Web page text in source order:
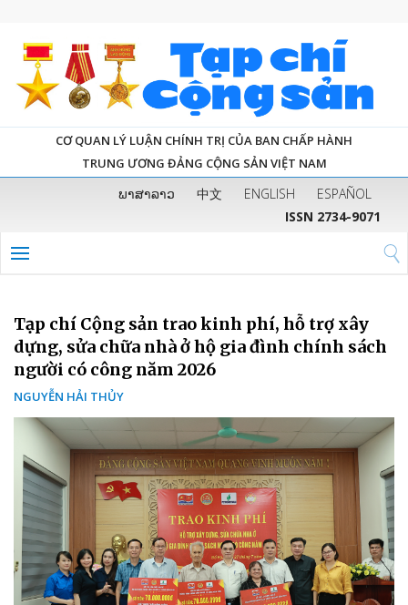
CƠ QUAN LÝ LUẬN CHÍNH TRỊ CỦA BAN CHẤP HÀNH
TRUNG ƯƠNG ĐẢNG CỘNG SẢN VIỆT NAM
ພາສາລາວ 中文 ENGLISH
ESPAÑOL
ISSN 2734-9071
Tạp chí Cộng sản trao kinh phí, hỗ trợ xây
dựng, sửa chữa nhà ở hộ gia đình chính sách
người có công năm 2026
NGUYỄN HẢI THỦY